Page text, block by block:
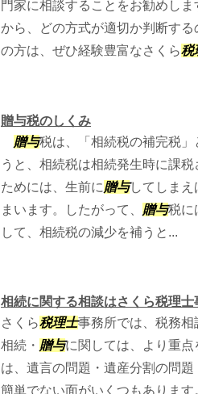
門家に相談することをお勧めし
から、どの方式が適切か判断す
の方は、ぜひ経験豊富なさくら税
贈与税のしくみ
贈与税は、「相続税の補完税
うと、相続税は相続発生時に課
ためには、生前に贈与してしまえ
まいます。したがって、 贈与税に
して、相続税の減少を補うと...
相続に関する相談はさくら税理
さくら税理士事務所では、税務相
相続・ 贈与に関しては、より重
は、遺言の問題・遺産分割の問
簡単でない面がいくつもありま